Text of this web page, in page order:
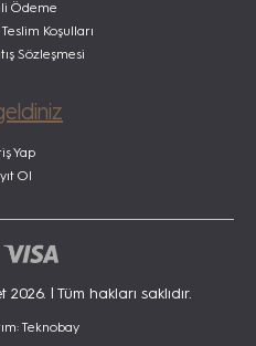
Ödeme
Koşulları
Sözleşmesi
Yap
Ol
| Tüm hakları saklıdır.
Teknobay